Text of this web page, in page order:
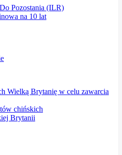
Pozostania (ILR)
na 10 lat
Wielką Brytanię w celu zawarcia
chińskich
Brytanii